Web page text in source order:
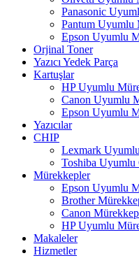
Panasonic
Pantum Uyumlu
Epson Uyumlu
Orjinal Toner
Yazıcı Yedek Parça
Kartuşlar
HP Uyumlu
Canon Uyumlu
Epson Uyumlu
Yazıcılar
CHIP
Lexmark
Toshiba Uyumlu
Mürekkepler
Epson Uyumlu
Brother
Canon
HP Uyumlu
Makaleler
Hizmetler